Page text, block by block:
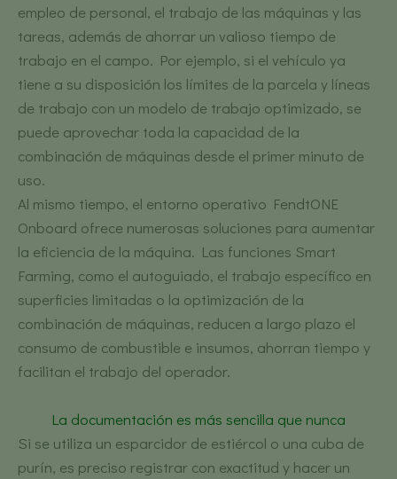
empleo de personal, el trabajo de las máquinas y las
tareas, además de ahorrar un valioso tiempo de
trabajo en el campo. Por ejemplo, si el vehículo ya
tiene a su disposición los límites de la parcela y líneas
de trabajo con un modelo de trabajo optimizado, se
puede aprovechar toda la capacidad de la
combinación de máquinas desde el primer minuto de
uso.
Al mismo tiempo, el entorno operativo FendtONE
Onboard ofrece numerosas soluciones para aumentar
la eficiencia de la máquina. Las funciones Smart
Farming, como el autoguiado, el trabajo específico en
superficies limitadas o la optimización de la
combinación de máquinas, reducen a largo plazo el
consumo de combustible e insumos, ahorran tiempo y
facilitan el trabajo del operador.
La documentación es más sencilla que nunca
Si se utiliza un esparcidor de estiércol o una cuba de
purín, es preciso registrar con exactitud y hacer un